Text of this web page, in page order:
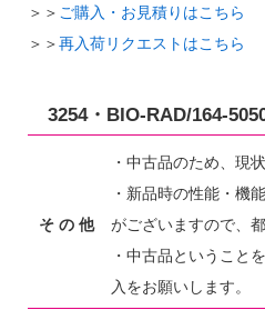
＞＞ ご購入・お見積りはこちら
＞＞再入荷リクエストはこちら
3254・BIO-RAD/164-
そ の 他
・中古品のため、現
・新品時の性能・機
がございますので、
・中古品ということ
入をお願いします。